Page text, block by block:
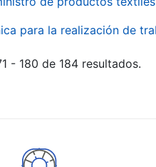
para la realización de
- 180 de 184 resultados.